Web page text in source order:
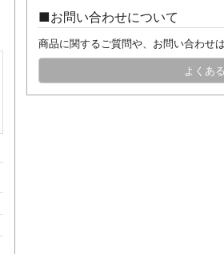
お問い合わせについて
商品に関するご質問や、お問い合わせ
よくあ